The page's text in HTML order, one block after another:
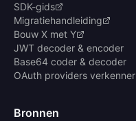
SDK-gids
Migratiehandleiding
Bouw X met Y
JWT decoder & encoder
Base64 coder & decoder
OAuth providers verkenner
Bronnen